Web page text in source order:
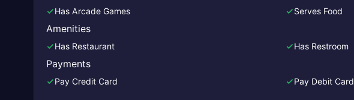
Has Arcade Games Serves Food
Amenities
Has Restaurant Has Restroom
Payments
Pay Credit Card Pay Debit Card